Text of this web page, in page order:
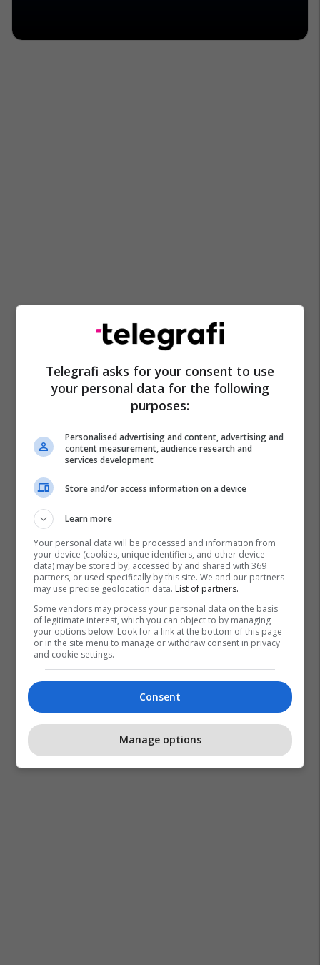
Telegrafi asks for your consent to use
your personal data for the following
purposes:
Personalised advertising and content, advertising and
content measurement, audience research and
services development
Store and/or access information on a device
Learn more
Your personal data will be processed and information from
your device (cookies, unique identifiers, and other device
data) may be stored by, accessed by and shared with 369
partners, or used specifically by this site. We and our partners
may use precise geolocation data. List of partners.
Some vendors may process your personal data on the basis
of legitimate interest, which you can object to by managing
your options below. Look for a link at the bottom of this page
or in the site menu to manage or withdraw consent in privacy
and cookie settings.
Consent
Manage options